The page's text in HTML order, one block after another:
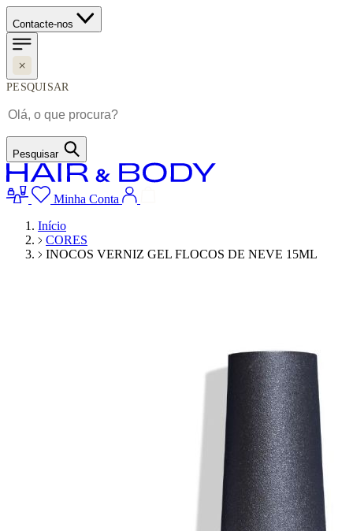
Contacte-nos
PESQUISAR
Pesquisar
Minha Conta
Início
CORES
INOCOS VERNIZ GEL FLOCOS DE NEVE 15ML